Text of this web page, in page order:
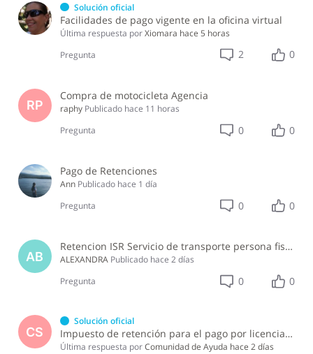
Solución oficial
Facilidades de pago vigente en la oficina virtual
Última respuesta porXiomara hace 5 horas
Pregunta
2 0
RP
Compra de motocicleta Agencia
raphy Publicado hace 11 horas
Pregunta
0 0
Pago de Retenciones
Ann Publicado hace 1 día
Pregunta
0 0
AB
Retencion ISR Servicio de transporte persona fisica
ALEXANDRA Publicado hace 2 días
Pregunta
0 0
CS
Solución oficial
Impuesto de retención para el pago por licencia de software y soporte de software ?
Última respuesta porComunidad de Ayuda hace 2 días